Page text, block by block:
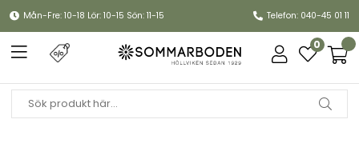
Mån-Fre: 10-18 Lör: 10-15 Sön: 11-15 Telefon: 040-45 01 11
0